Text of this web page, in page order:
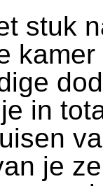
stuk
kamer
in
je